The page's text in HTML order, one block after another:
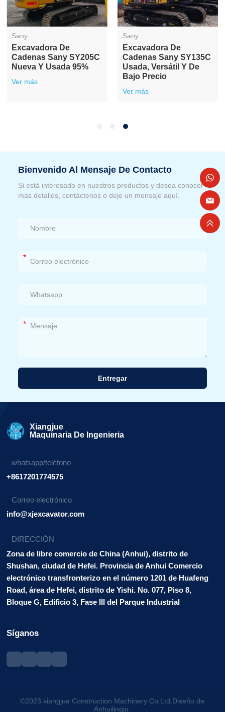
Sany
Excavadora De
Cadenas Sany SY205C
Nueva Y Usada 95%
Ver más
Sany
Excavadora De
Cadenas Sany SY135C
Usada, Versátil Y De
Bajo Precio
Ver más
Bienvenido Al Mensaje De Contacto
Si está interesado en nuestros productos y desea conocer
más detalles, contáctenos o deje un mensaje aquí.
*
*
Entregar
Xiangjue
Maquinaria De Ingenieria
whatsapp/teléfono
+8617201774575
Correo electrónico
info@xjexcavator.com
DIRECCIÓN
Zona de libre comercio de China (Anhui), distrito de
Shushan, ciudad de Hefei. Provincia de Anhui Comercio
electrónico transfronterizo en el número 1201 de Huafeng
Road, área de Hefei, distrito de Yishi. No. 077, Piso 8,
Bloque G, Edificio 3, Fase III del Parque Industrial
Síganos
©2023 xiangjue Construction Machinery Co.Ltd.Diseño de
Anhuilingju.